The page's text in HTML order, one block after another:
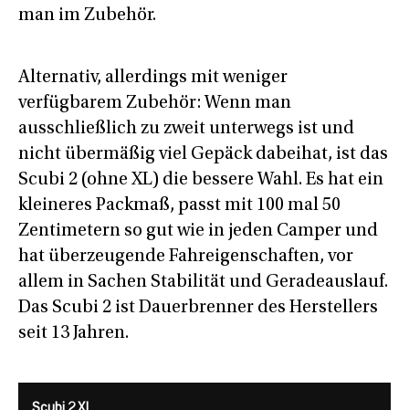
man im Zubehör.
Alternativ, allerdings mit weniger
verfügbarem Zubehör: Wenn man
ausschließlich zu zweit unterwegs ist und
nicht übermäßig viel Gepäck dabeihat, ist das
Scubi 2 (ohne XL) die bessere Wahl. Es hat ein
kleineres Packmaß, passt mit 100 mal 50
Zentimetern so gut wie in jeden Camper und
hat überzeugende Fahreigenschaften, vor
allem in Sachen Stabilität und Geradeauslauf.
Das Scubi 2 ist Dauerbrenner des Herstellers
seit 13 Jahren.